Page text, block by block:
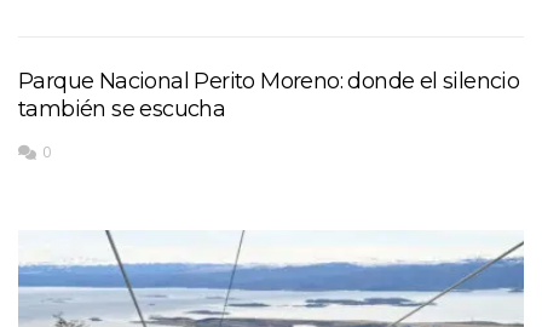
Parque Nacional Perito Moreno: donde el silencio
también se escucha
0